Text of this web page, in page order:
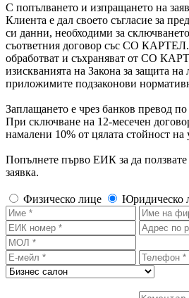
С попълването и изпращането на
Клиента е дал своето съгласие за
си данни, необходими за
съответния договор със СО
обработват и съхраняват от СО
изискванията на Закона за защита
приложимите подзаконови
Заплащането е чрез банков превод
При сключване на 12-месечен
намалени 10% от цялата стойност на
Попълнете първо ЕИК за да
заявка.
Физическо лице Юридическо